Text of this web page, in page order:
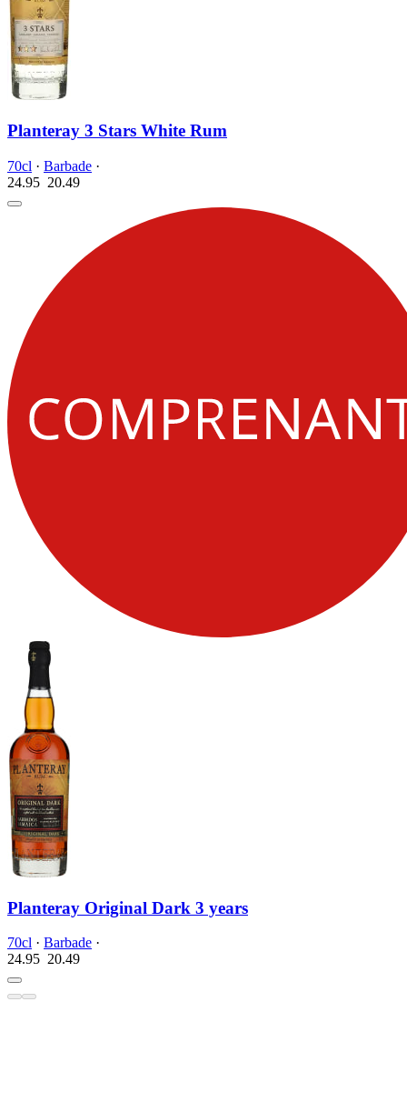
Planteray 3 Stars White Rum
70cl · Barbade ·
24.95 20.49
Planteray Original Dark 3 years
70cl · Barbade ·
24.95 20.49